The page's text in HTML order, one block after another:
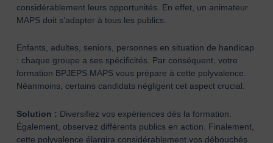
considérablement leurs opportunités. En effet, un animateur
MAPS doit s’adapter à tous les publics.
Enfants, adultes, seniors, personnes en situation de handicap
: chaque groupe a ses spécificités. Par conséquent, votre
formation BPJEPS MAPS vous prépare à cette polyvalence.
Néanmoins, certains candidats négligent cet aspect crucial.
Solution : Diversifiez vos expériences dès la formation.
Également, observez différents publics en action. Finalement,
cette polyvalence élargira considérablement vos débouchés